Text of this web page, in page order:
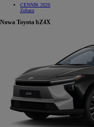
CENNIK 2026
Zobacz
Nowa Toyota bZ4X